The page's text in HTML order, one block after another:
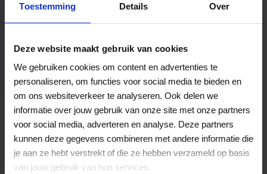
Toestemming Details Over
Deze website maakt gebruik van cookies
We gebruiken cookies om content en advertenties te
personaliseren, om functies voor social media te bieden en
om ons websiteverkeer te analyseren. Ook delen we
informatie over jouw gebruik van onze site met onze partners
voor social media, adverteren en analyse. Deze partners
kunnen deze gegevens combineren met andere informatie die
je aan ze hebt verstrekt of die ze hebben verzameld op basis
van jouw gebruik van hun services.
Een bestelling volgen
Nog veel meer...
Maak account aan